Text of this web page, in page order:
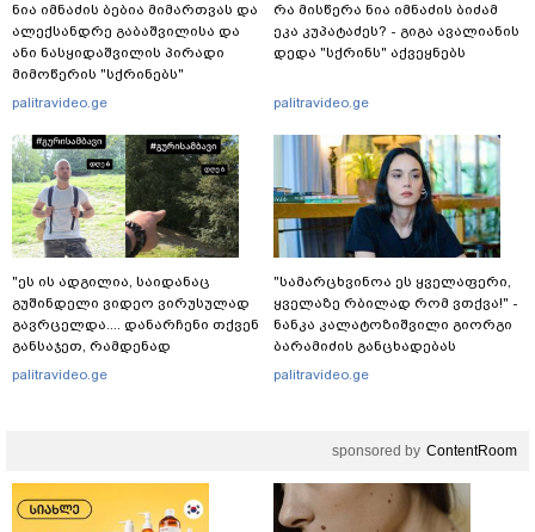
ნია იმნაძის ბებია მიმართვას და
ალექსანდრე გაბაშვილისა და
ანი ნასყიდაშვილის პირადი
მიმოწერის "სქრინებს"
ავრცელებს
palitravideo.ge
"ეს ის ადგილია, საიდანაც
გუშინდელი ვიდეო ვირუსულად
გავრცელდა.... დანარჩენი თქვენ
განსაჯეთ, რამდენად
შესაძლებელია აქ ადამიანის
palitravideo.ge
რა მისწერა ნია იმნაძის ბიძამ
ეკა კუპატაძეს? - გიგა ავალიანის
დედა "სქრინს" აქვეყნებს
palitravideo.ge
"სა­მარ­ცხვი­ნოა ეს ყვე­ლა­ფე­რი,
ყვე­ლა­ზე რბი­ლად რომ ვთქვა!" -
ნანკა კალატოზიშვილი გიორგი
ბარამიძის განცხადებას
ეხმაურება
palitravideo.ge
sponsored by ContentRoom